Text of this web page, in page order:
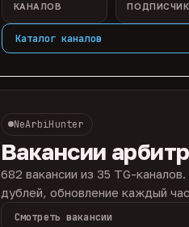
КАНАЛОВ
Каталог каналов
NeArbiHunter
Вакансии
682 вакансии из 35 TG-
дублей, обновление каждый
Смотреть вакансии